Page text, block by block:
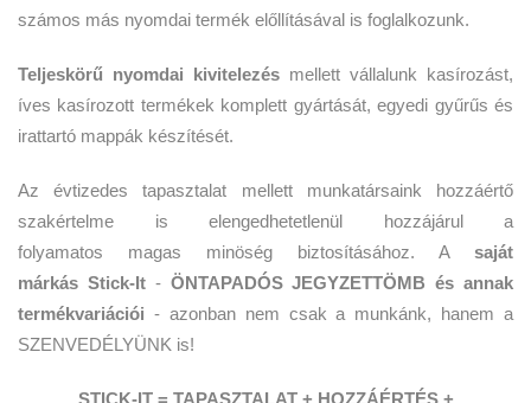
számos más nyomdai termék előllításával is foglalkozunk.
Teljeskörű nyomdai kivitelezés mellett vállalunk kasírozást,
íves kasírozott termékek komplett gyártását, egyedi gyűrűs és
irattartó mappák készítését.
Az évtizedes tapasztalat mellett munkatársaink hozzáértő
szakértelme is elengedhetetlenül hozzájárul a
folyamatos magas minöség biztosításához. A saját
márkás Stick-It- ÖNTAPADÓS JEGYZETTÖMB és annak
termékvariációi - azonban nem csak a munkánk, hanem a
SZENVEDÉLYÜNK is!
STICK-IT = TAPASZTALAT + HOZZÁÉRTÉS +